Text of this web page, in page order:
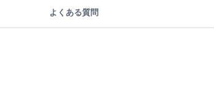
よくある質問